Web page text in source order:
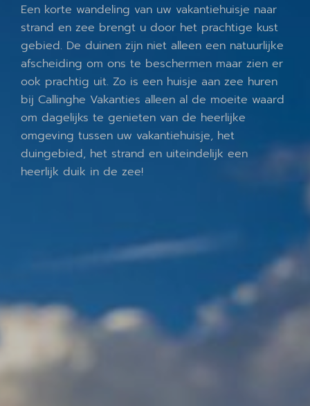
Een korte wandeling van uw vakantiehuisje naar
strand en zee brengt u door het prachtige kust
gebied. De duinen zijn niet alleen een natuurlijke
afscheiding om ons te beschermen maar zien er
ook prachtig uit. Zo is een huisje aan zee huren
bij Callinghe Vakanties alleen al de moeite waard
om dagelijks te genieten van de heerlijke
omgeving tussen uw vakantiehuisje, het
duingebied, het strand en uiteindelijk een
heerlijk duik in de zee!